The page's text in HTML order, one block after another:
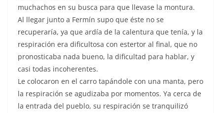
muchachos en su busca para que llevase la montura.
Al llegar junto a Fermín supo que éste no se
recuperaría, ya que ardía de la calentura que tenía, y la
respiración era dificultosa con estertor al final, que no
pronosticaba nada bueno, la dificultad para hablar, y
casi todas incoherentes.
Le colocaron en el carro tapándole con una manta, pero
la respiración se agudizaba por momentos. Ya cerca de
la entrada del pueblo, su respiración se tranquilizó